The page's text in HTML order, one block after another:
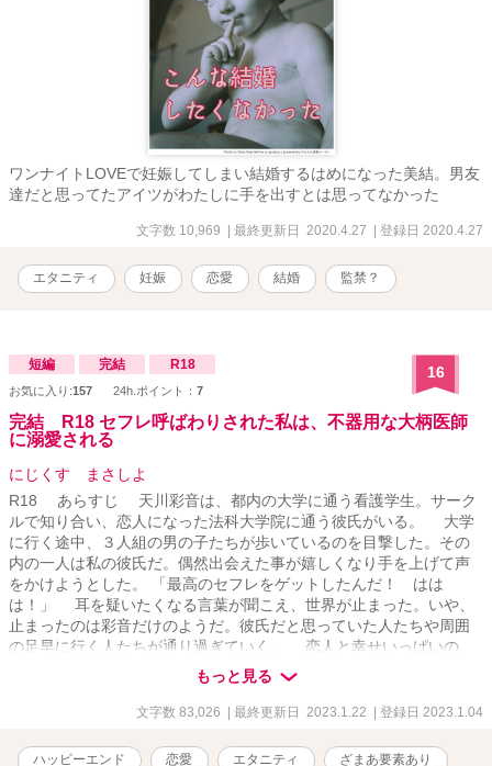
ワンナイトLOVEで妊娠してしまい結婚するはめになった美結。男友
達だと思ってたアイツがわたしに手を出すとは思ってなかった
文字数 10,969 | 最終更新日 2020.4.27 | 登録日 2020.4.27
エタニティ 妊娠 恋愛 結婚 監禁？
短編 完結 R18
お気に入り:157 24h.ポイント： 7
16
完結 R18 セフレ呼ばわりされた私は、不器用な大柄医師
に溺愛される
にじくす まさしよ
R18 あらすじ 天川彩音は、都内の大学に通う看護学生。サーク
ルで知り合い、恋人になった法科大学院に通う彼氏がいる。 大学
に行く途中、３人組の男の子たちが歩いているのを目撃した。その
内の一人は私の彼氏だ。偶然出会えた事が嬉しくなり手を上げて声
をかけようとした。 「最高のセフレをゲットしたんだ！ はは
は！」 耳を疑いたくなる言葉が聞こえ、世界が止まった。いや、
止まったのは彩音だけのようだ。彼氏だと思っていた人たちや周囲
の足早に行く人たちが通り過ぎていく。 恋人と幸せいっぱいの
日々を過ごし、全てを捧げたのはつい数日前の日曜日の事だった。
呆然としていると、突然雨が降り出し──。 傷ついた女子大生
が、恋愛不器用医師に溺愛されるお話です。 以前投稿していた作
トル「最高のセフレをゲットしたんだ！」と、初めて出来た彼氏が
もっと見る
文字数 83,026 | 最終更新日 2023.1.22 | 登録日 2023.1.04
ハッピーエンド 恋愛 エタニティ ざまあ要素あり